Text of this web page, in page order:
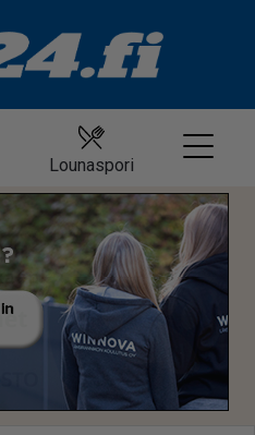
Lounaspori